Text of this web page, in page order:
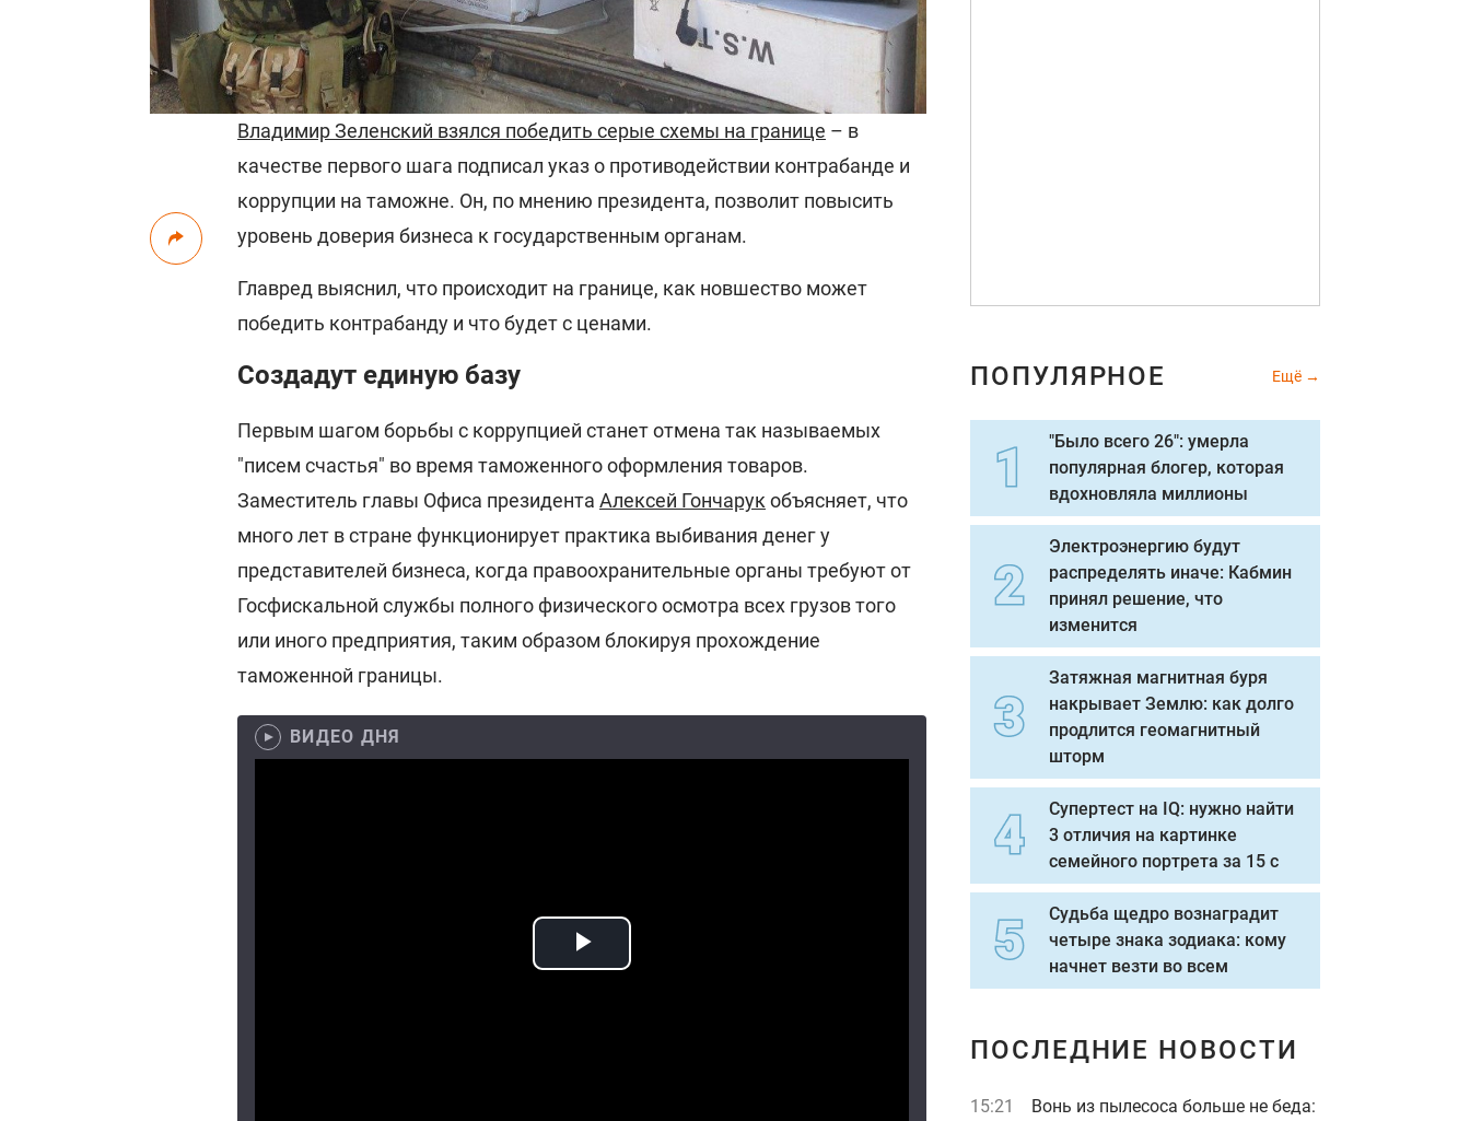
Владимир Зеленский взялся победить серые схемы на границе – в
качестве первого шага подписал указ о противодействии контрабанде и
коррупции на таможне. Он, по мнению президента, позволит повысить
уровень доверия бизнеса к государственным органам.
Главред выяснил, что происходит на границе, как новшество может
победить контрабанду и что будет с ценами.
Создадут единую базу
Первым шагом борьбы с коррупцией станет отмена так называемых
"писем счастья" во время таможенного оформления товаров.
Заместитель главы Офиса президента Алексей Гончарук объясняет, что
много лет в стране функционирует практика выбивания денег у
представителей бизнеса, когда правоохранительные органы требуют от
Госфискальной службы полного физического осмотра всех грузов того
или иного предприятия, таким образом блокируя прохождение
таможенной границы.
ВИДЕО ДНЯ
ПОПУЛЯРНОЕ Ещё
"Было всего 26": умерла
популярная блогер, которая
вдохновляла миллионы
Электроэнергию будут
распределять иначе: Кабмин
принял решение, что
изменится
Затяжная магнитная буря
накрывает Землю: как долго
продлится геомагнитный
шторм
Супертест на IQ: нужно найти
3 отличия на картинке
семейного портрета за 15 с
Судьба щедро вознаградит
четыре знака зодиака: кому
начнет везти во всем
ПОСЛЕДНИЕ НОВОСТИ
15:21
Вонь из пылесоса больше не беда: